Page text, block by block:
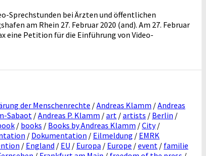
Sprechstunden bei Ärzten und öffentlichen
am Rhein 27. Februar 2020 (and). Am 27. Februar
eine Petition für die Einführung von Video-
der Menschenrechte /Andreas Klamm /Andreas
Sabaot /Andreas P. Klamm /art /artists / Berlin /
/ books / Books by Andreas Klamm /City/
/ Dokumentation / Eilmeldung / EMRK
/ England / EU / Europa / Europe /event / familie